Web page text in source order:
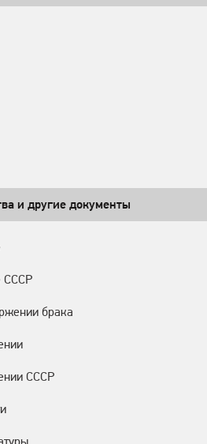
и другие документы
СССР
брака
СССР